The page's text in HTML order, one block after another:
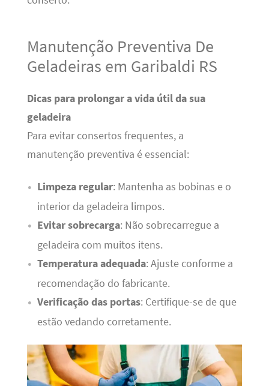
Manutenção Preventiva De
Geladeiras em Garibaldi RS
Dicas para prolongar a vida útil da sua
geladeira
Para evitar consertos frequentes, a
manutenção preventiva é essencial:
Limpeza regular: Mantenha as bobinas e o
interior da geladeira limpos.
Evitar sobrecarga: Não sobrecarregue a
geladeira com muitos itens.
Temperatura adequada: Ajuste conforme a
recomendação do fabricante.
Verificação das portas: Certifique-se de que
estão vedando corretamente.